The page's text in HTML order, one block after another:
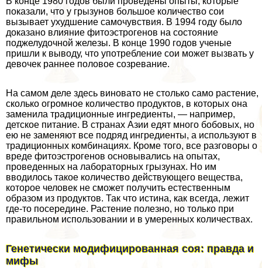
показали, что у грызунов большое количество сои
вызывает ухудшение самочувствия. В 1994 году было
доказано влияние фитоэстрогенов на состояние
поджелудочной железы. В конце 1990 годов ученые
пришли к выводу, что употрeбление сои может вызвать у
девочек раннее пoлoвoе созревание.
На самом деле здесь виновато не столько само растение,
сколько огромное количество продуктов, в которых она
заменила традиционные ингредиенты, — например,
детское питание. В странах Азии едят много бобовых, но
ею не заменяют все подряд ингредиенты, а используют в
традиционных комбинациях. Кроме того, все разговоры о
вреде фитоэстрогенов основывались на опытах,
проведенных на лабораторных грызунах. Но им
вводилось такое количество действующего вещества,
которое человек не сможет получить естественным
образом из продуктов. Так что истина, как всегда, лежит
где-то посередине. Растение полезно, но только при
правильном использовании и в умеренных количествах.
Генетически модифицированная соя: правда и
мифы